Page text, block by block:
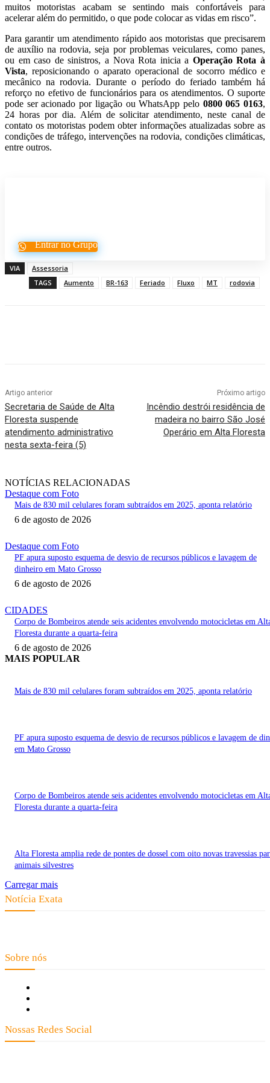
muitos motoristas acabam se sentindo mais confortáveis para
acelerar além do permitido, o que pode colocar as vidas em risco”.
Para garantir um atendimento rápido aos motoristas que precisarem
de auxílio na rodovia, seja por problemas veiculares, como panes,
ou em caso de sinistros, a Nova Rota inicia a Operação Rota à
Vista, reposicionando o aparato operacional de socorro médico e
mecânico na rodovia. Durante o período do feriado também há
reforço no efetivo de funcionários para os atendimentos. O suporte
pode ser acionado por ligação ou WhatsApp pelo 0800 065 0163,
24 horas por dia. Além de solicitar atendimento, neste canal de
contato os motoristas podem obter informações atualizadas sobre as
condições de tráfego, intervenções na rodovia, condições climáticas,
entre outros.
Entrar no Grupo
VIA
Assessoria
TAGS
Aumento BR-163 Feriado Fluxo MT rodovia
Artigo anterior
Secretaria de Saúde de Alta
Floresta suspende
atendimento administrativo
nesta sexta-feira (5)
Próximo artigo
Incêndio destrói residência de
madeira no bairro São José
Operário em Alta Floresta
NOTÍCIAS RELACIONADAS
Destaque com Foto
Mais de 830 mil celulares foram subtraídos em 2025, aponta relatório
6 de agosto de 2026
Destaque com Foto
PF apura suposto esquema de desvio de recursos públicos e lavagem de
dinheiro em Mato Grosso
6 de agosto de 2026
CIDADES
Corpo de Bombeiros atende seis acidentes envolvendo motocicletas em
Floresta durante a quarta-feira
6 de agosto de 2026
MAIS POPULAR
Mais de 830 mil celulares foram subtraídos em 2025, aponta relatório
PF apura suposto esquema de desvio de recursos públicos e lavagem de
em Mato Grosso
Corpo de Bombeiros atende seis acidentes envolvendo motocicletas em
Floresta durante a quarta-feira
Alta Floresta amplia rede de pontes de dossel com oito novas travessias
animais silvestres
Carregar mais
Notícia Exata
Sobre nós
Nossas Redes Social